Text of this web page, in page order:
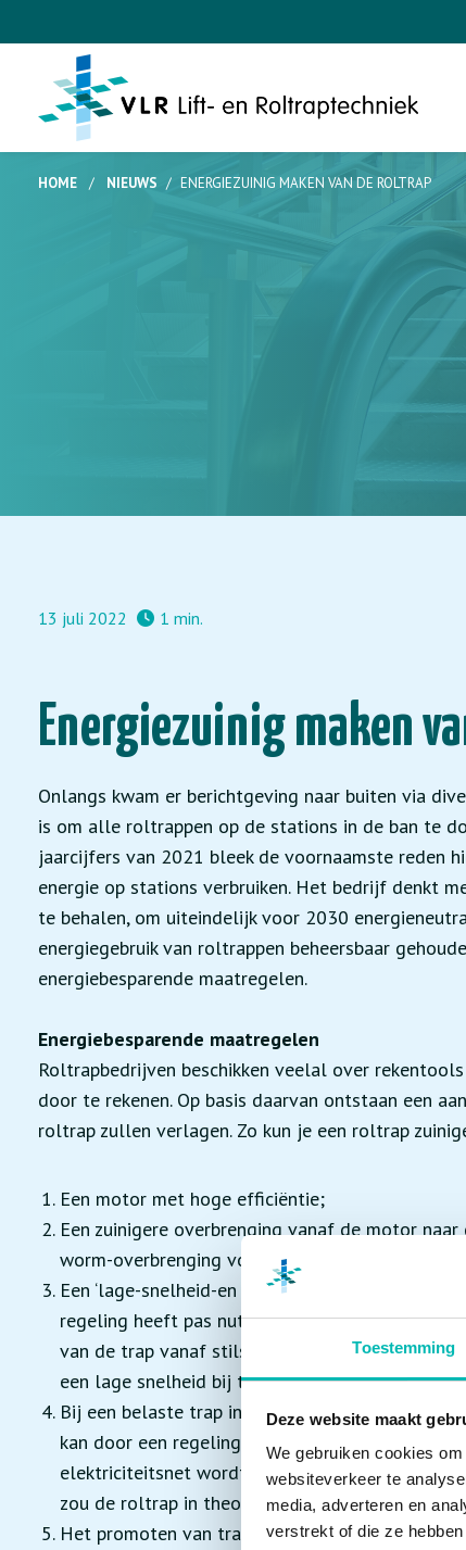
Toestemming
Deze website maakt
We gebruiken cookies
websiteverkeer te
media, adverteren en
verstrekt of die ze
HOME / NIEUWS / ENERGIEZUINIG MAKEN VAN DE ROLTRAP
13 juli 2022 1 min.
Energiezuinig maken
Onlangs kwam er berichtgeving naar buiten via
is om alle roltrappen op de stations in de ban te
jaarcijfers van 2021 bleek de voornaamste reden
energie op stations verbruiken. Het bedrijf denkt
te behalen, om uiteindelijk voor 2030
energiegebruik van roltrappen beheersbaar
energiebesparende maatregelen.
Energiebesparende maatregelen
Roltrapbedrijven beschikken veelal over
door te rekenen. Op basis daarvan ontstaan een
roltrap zullen verlagen. Zo kun je een roltrap
Een motor met hoge efficiëntie;
Een zuinigere overbrenging vanaf de motor
worm-overbrenging voor bijvoorbeeld planetair;
Een ‘lage-snelheid-en stop’-regeling in plaats
regeling heeft pas nut indien er langdurig geen
van de trap vanaf stilstand kost namelijk relatief
een lage snelheid bij tijdelijk geen verkeer
Bij een belaste trap in neergaande richting moet
kan door een regeling met terugvoeding, die
elektriciteitsnet wordt teruggeleverd. Bij
zou de roltrap in theorie energie kunnen
Het promoten van trapgebruik bij roltrappen